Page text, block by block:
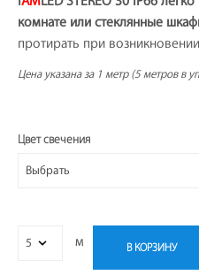
комнате или стеклянные
протирать при
Цена указана за 1 метр (5 метров в
Цвет свечения
м В КОРЗИНУ